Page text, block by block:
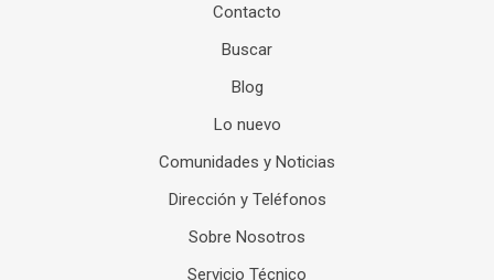
Contacto
Buscar
Blog
Lo nuevo
Comunidades y Noticias
Dirección y Teléfonos
Sobre Nosotros
Servicio Técnico